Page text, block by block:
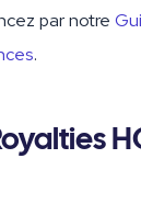
par notre
.